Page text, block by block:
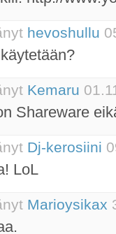
hevoshullu
Kemaru
Shareware
Dj-kerosiini
LoL
Marioysikax